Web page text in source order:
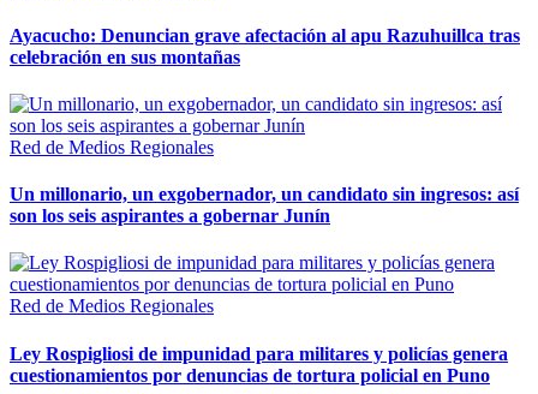
Ayacucho: Denuncian grave afectación al apu Razuhuillca tras
celebración en sus montañas
Red de Medios Regionales
Un millonario, un exgobernador, un candidato sin ingresos: así
son los seis aspirantes a gobernar Junín
Red de Medios Regionales
Ley Rospigliosi de impunidad para militares y policías genera
cuestionamientos por denuncias de tortura policial en Puno